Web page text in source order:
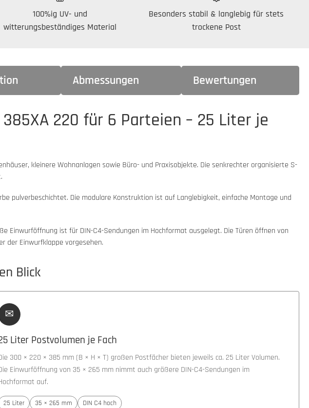
100%ig UV- und
witterungsbeständiges Material
Besonders stabil & langlebig für stets
trockene Post
Abmessungen Bewertungen
220 für 6 Parteien – 25 Liter je
kleinere Wohnanlagen sowie Büro- und Praxisobjekte. Die senkrechter organisierte S-
pulverbeschichtet. Die modulare Konstruktion ist auf Langlebigkeit, einfache Montage und
Einwurföffnung ist für DIN-C4-Sendungen im Hochformat ausgelegt. Die Türen öffnen von
der Einwurfklappe vorgesehen.
Blick
✉
Liter Postvolumen je Fach
300 × 220 × 385 mm (B × H × T) großen Postfächer bieten jeweils ca. 25 Liter Volumen.
Einwurföffnung von 35 × 265 mm nimmt auch größere DIN-C4-Sendungen im
auf.
25 Liter 35 × 265 mm DIN C4 hoch